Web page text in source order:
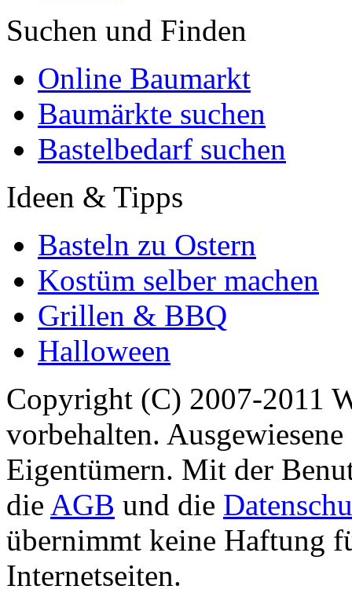
Suchen und Finden
Online Baumarkt
Baumärkte suchen
Bastelbedarf suchen
Ideen & Tipps
Basteln zu Ostern
Kostüm selber machen
Grillen & BBQ
Halloween
Copyright (C) 2007-2011
vorbehalten.
Eigentümern. Mit der
die AGB und die
übernimmt keine Haftung
Internetseiten.